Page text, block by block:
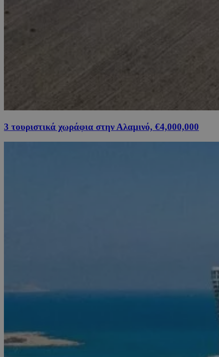
3 τουριστικά χωράφια στην Αλαμινό, €4,000,000